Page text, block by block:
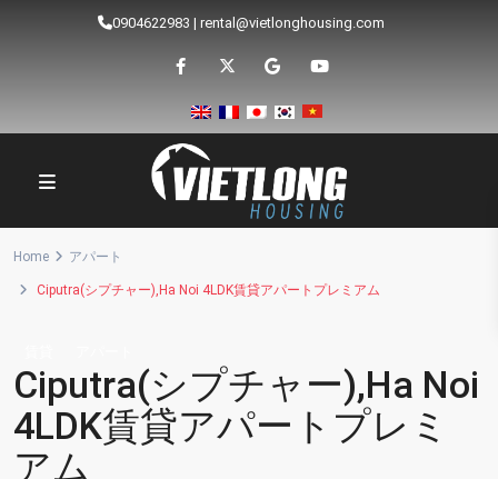
0904622983 | rental@vietlonghousing.com
Home アパート
Ciputra(シプチャー),Ha Noi 4LDK賃貸アパートプレミアム
Ciputra(シプチャー),Ha Noi
4LDK賃貸アパートプレミ
アム